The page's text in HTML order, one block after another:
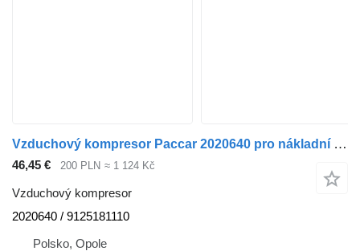
Vzduchový kompresor Paccar 2020640 pro nákladní auta DAF 106 XF
46,45 € 200 PLN ≈ 1 124 Kč
Vzduchový kompresor
2020640 / 9125181110
Polsko, Opole